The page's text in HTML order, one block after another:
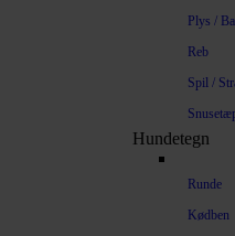
Plys /
Reb
Spil /
Hundetegn
Runde
Kødben